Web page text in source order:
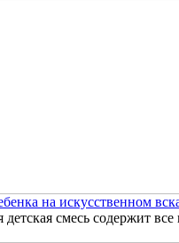
на искусственном
детская смесь содержит